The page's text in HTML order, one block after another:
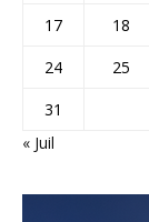
17
18
24
25
31
« Juil